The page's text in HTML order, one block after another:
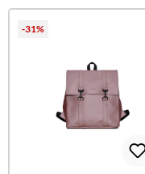
-31%